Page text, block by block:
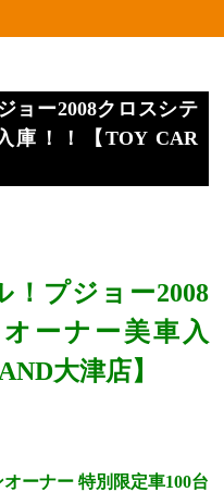
ョー2008クロスシテ
庫！！【TOY CAR
！プジョー2008
ーナー美車入
大津店】
ーナー 特別限定車100台